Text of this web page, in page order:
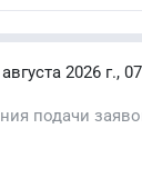
2026 г.,
подачи